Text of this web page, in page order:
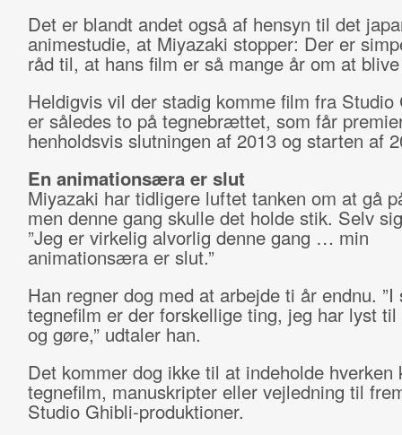
Det er blandt andet også af hensyn til det
animestudie, at Miyazaki stopper: Der er
råd til, at hans film er så mange år om at
Heldigvis vil der stadig komme film fra Studio
er således to på tegnebrættet, som får
henholdsvis slutningen af 2013 og starten af
En animationsæra er slut
Miyazaki har tidligere luftet tanken om at gå
men denne gang skulle det holde stik. Selv
”Jeg er virkelig alvorlig denne gang … min
animationsæra er slut.”
Han regner dog med at arbejde ti år endnu. ”I
tegnefilm er der forskellige ting, jeg har lyst til
og gøre,” udtaler han.
Det kommer dog ikke til at indeholde hverken
tegnefilm, manuskripter eller vejledning til
Studio Ghibli-produktioner.